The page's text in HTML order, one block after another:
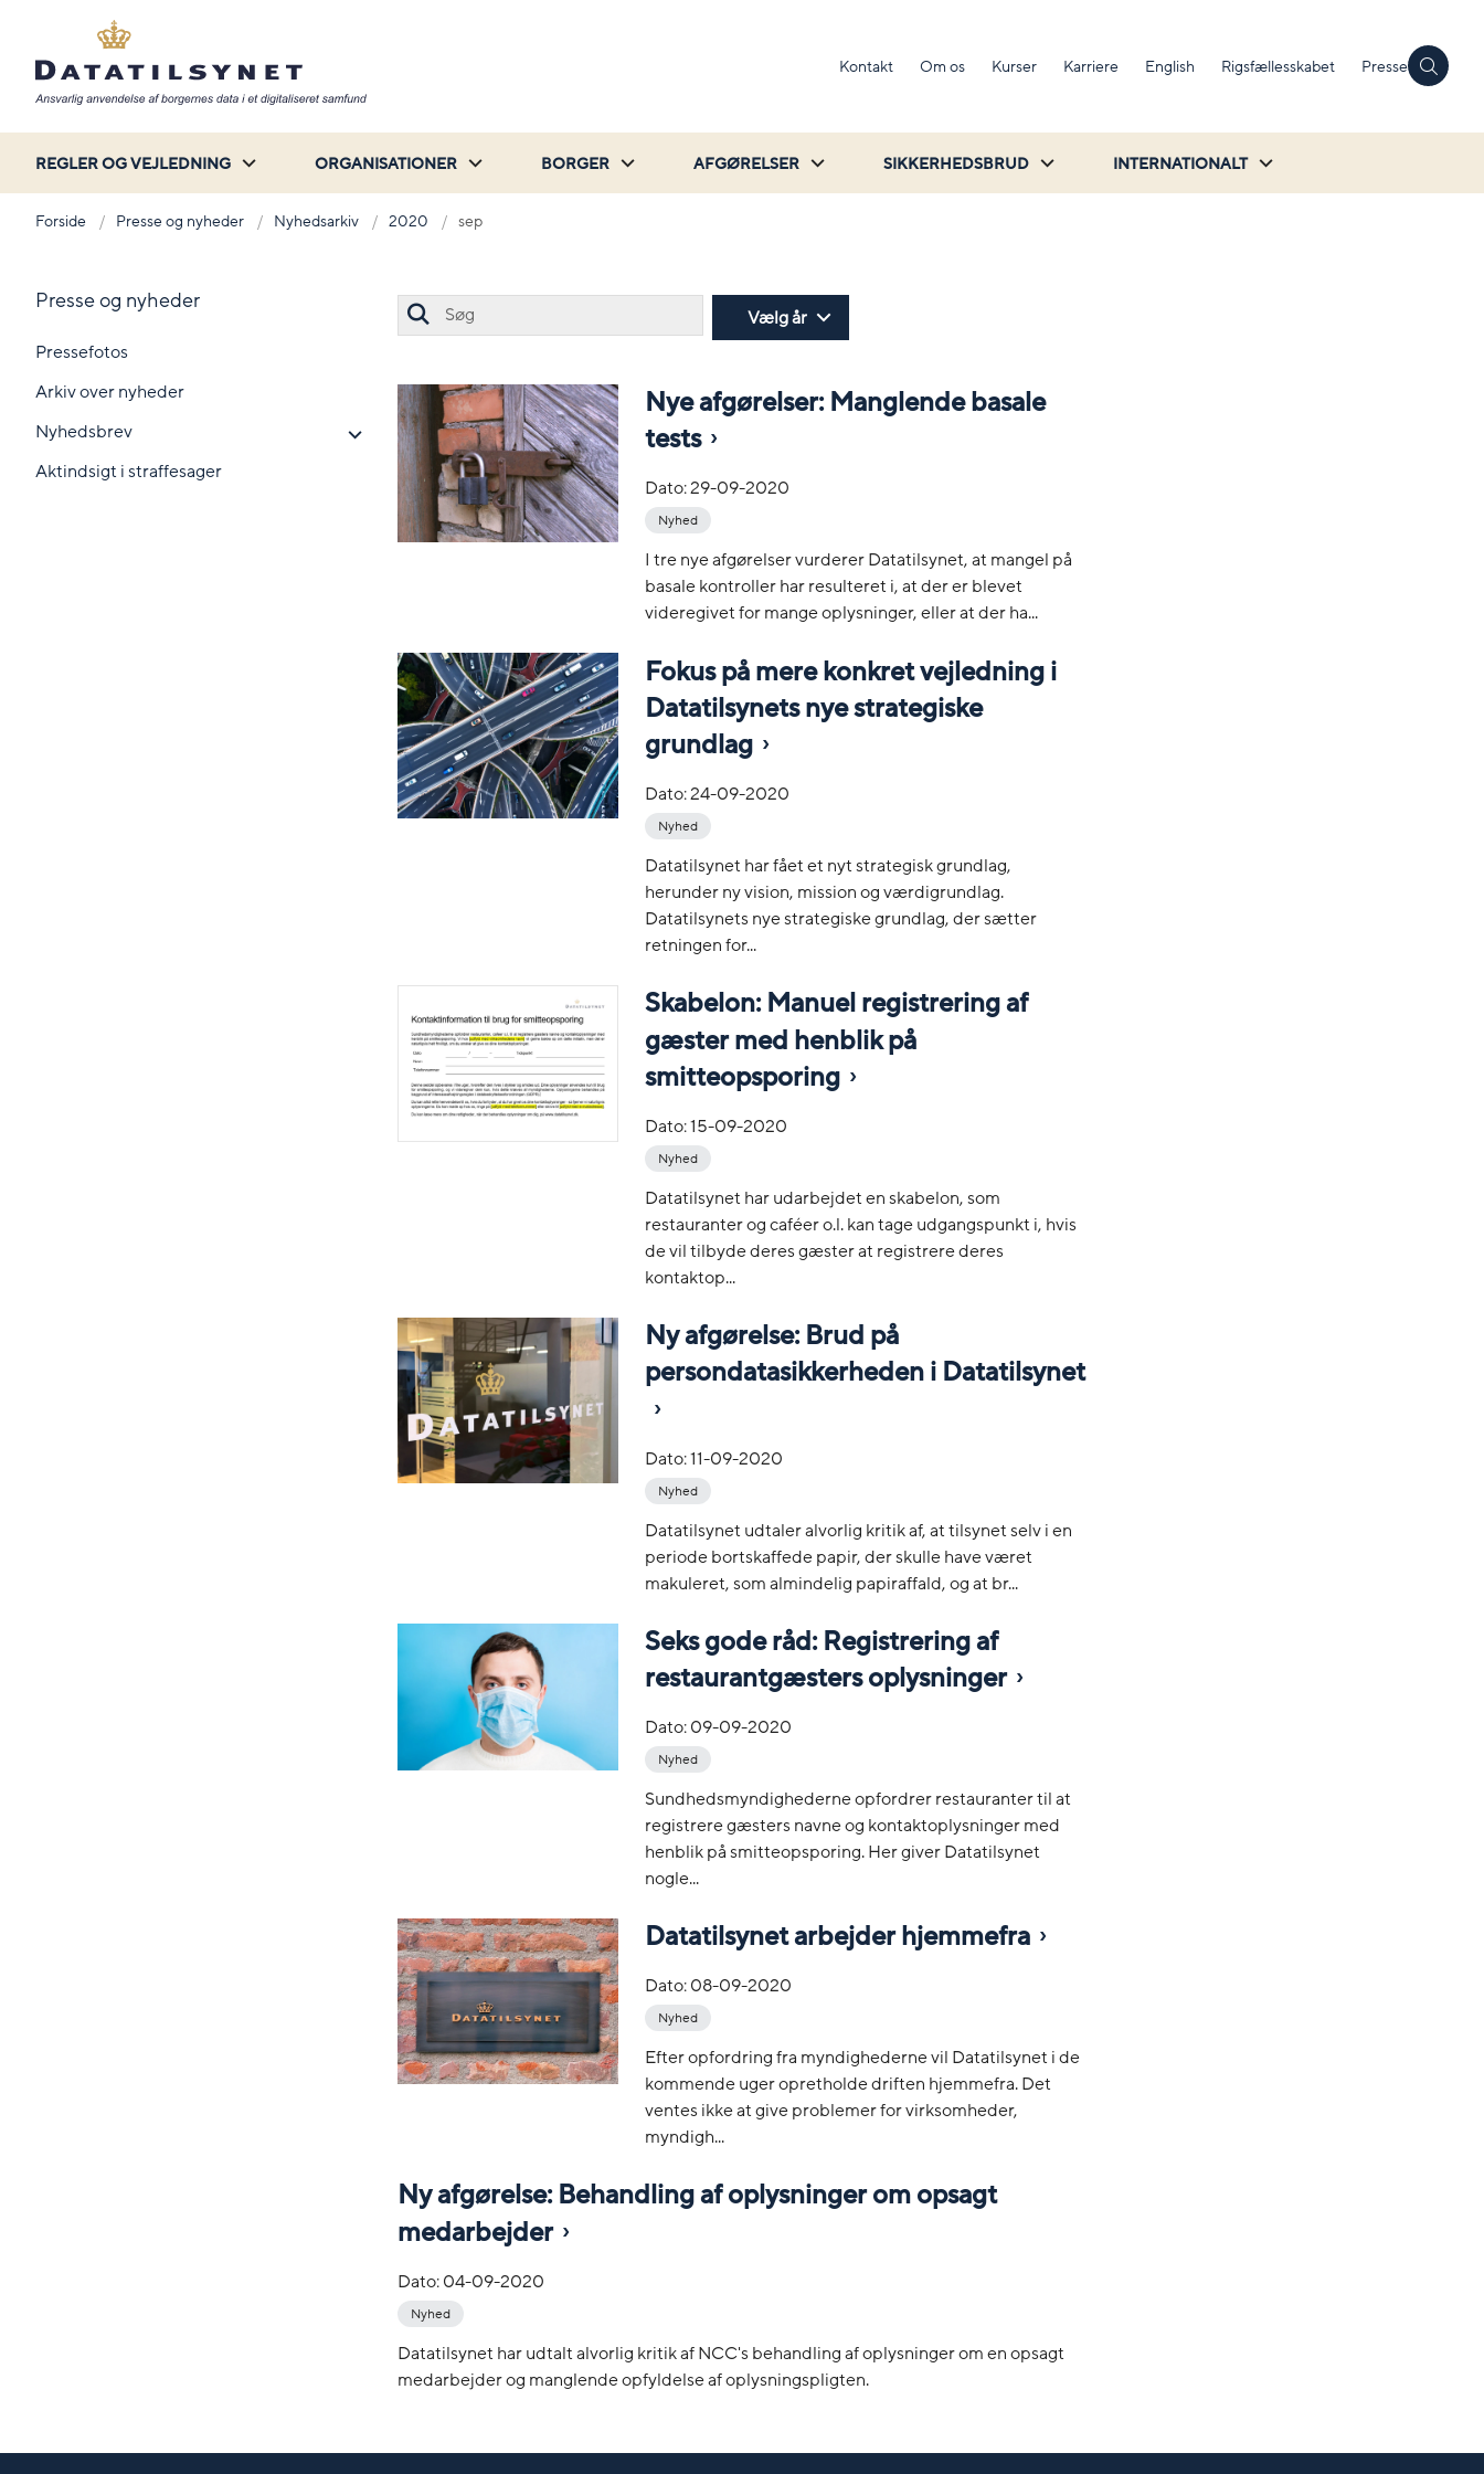
Kontakt Om os Kurser Karriere English Rigsfællesskabet Presse
REGLER OG VEJLEDNING ORGANISATIONER BORGER AFGØRELSER SIKKERHEDSBRUD INTERNATIONALT
Forside Presse og nyheder Nyhedsarkiv 2020 sep
Presse og nyheder
Pressefotos
Arkiv over nyheder
Nyhedsbrev
Aktindsigt i straffesager
Vælg år
Nye afgørelser: Manglende basale
tests
Dato:29-09-2020
Nyhed
I tre nye afgørelser vurderer Datatilsynet, at mangel på
basale kontroller har resulteret i, at der er blevet
videregivet for mange oplysninger, eller at der ha...
Fokus på mere konkret vejledning i
Datatilsynets nye strategiske
grundlag
Dato:24-09-2020
Nyhed
Datatilsynet har fået et nyt strategisk grundlag,
herunder ny vision, mission og værdigrundlag.
Datatilsynets nye strategiske grundlag, der sætter
retningen for...
Skabelon: Manuel registrering af
gæster med henblik på
smitteopsporing
Dato:15-09-2020
Nyhed
Datatilsynet har udarbejdet en skabelon, som
restauranter og caféer o.l. kan tage udgangspunkt i, hvis
de vil tilbyde deres gæster at registrere deres
kontaktop...
Ny afgørelse: Brud på
persondatasikkerheden i Datatilsynet
Dato:11-09-2020
Nyhed
Datatilsynet udtaler alvorlig kritik af, at tilsynet selv i en
periode bortskaffede papir, der skulle have været
makuleret, som almindelig papiraffald, og at br...
Seks gode råd: Registrering af
restaurantgæsters oplysninger
Dato:09-09-2020
Nyhed
Sundhedsmyndighederne opfordrer restauranter til at
registrere gæsters navne og kontaktoplysninger med
henblik på smitteopsporing. Her giver Datatilsynet
nogle...
Datatilsynet arbejder hjemmefra
Dato:08-09-2020
Nyhed
Efter opfordring fra myndighederne vil Datatilsynet i de
kommende uger opretholde driften hjemmefra. Det
ventes ikke at give problemer for virksomheder,
myndigh...
Ny afgørelse: Behandling af oplysninger om opsagt
medarbejder
Dato:04-09-2020
Nyhed
Datatilsynet har udtalt alvorlig kritik af NCC's behandling af oplysninger om en opsagt
medarbejder og manglende opfyldelse af oplysningspligten.